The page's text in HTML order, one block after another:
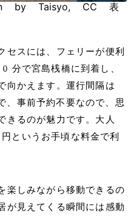
by Taisyo, CC 表
セスには、フェリーが便利
で宮島桟橋に到着し、
向かえます。運行間隔は
前予約不要なので、思
きるのが魅力です。大人
うお手頃な料金で利
楽しみながら移動できるの
が見えてくる瞬間には感動